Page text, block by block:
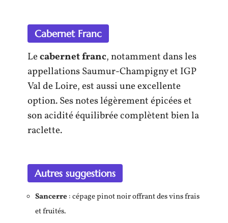
Cabernet Franc
Lecabernet franc, notamment dans les
appellations Saumur-Champigny et IGP
Val de Loire, est aussi une excellente
option. Ses notes légèrement épicées et
son acidité équilibrée complètent bien la
raclette.
Autres suggestions
Sancerre : cépage pinot noir offrant des vins frais
et fruités.